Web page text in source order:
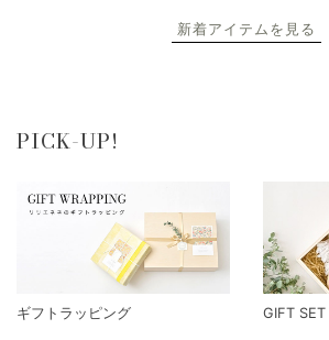
新着アイテムを見る
PICK-UP!
ギフトラッピング GIFT SET